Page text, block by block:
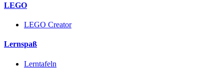
LEGO
LEGO Creator
Lernspaß
Lerntafeln